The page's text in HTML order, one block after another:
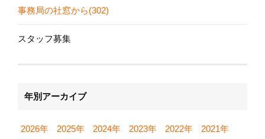
事務局の社窓から(302)
スタッフ募集
年別アーカイブ
2026年 2025年 2024年 2023年 2022年 2021年